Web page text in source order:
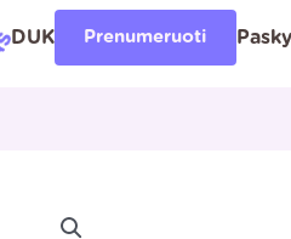
DUK Prenumeruoti